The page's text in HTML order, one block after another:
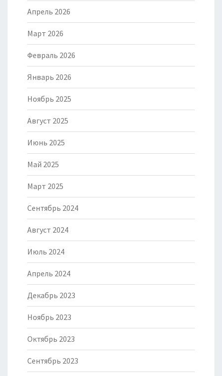
Апрель 2026
Март 2026
Февраль 2026
Январь 2026
Ноябрь 2025
Август 2025
Июнь 2025
Май 2025
Март 2025
Сентябрь 2024
Август 2024
Июль 2024
Апрель 2024
Декабрь 2023
Ноябрь 2023
Октябрь 2023
Сентябрь 2023